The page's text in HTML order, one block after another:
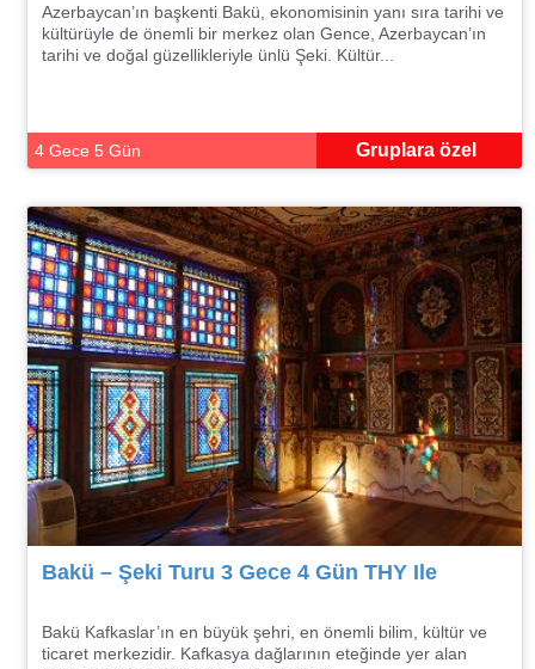
Azerbaycan’ın başkenti Bakü, ekonomisinin yanı sıra tarihi ve
kültürüyle de önemli bir merkez olan Gence, Azerbaycan’ın
tarihi ve doğal güzellikleriyle ünlü Şeki. Kültür...
4 Gece 5 Gün Gruplara özel
Bakü – Şeki Turu 3 Gece 4 Gün THY Ile
Bakü Kafkaslar’ın en büyük şehri, en önemli bilim, kültür ve
ticaret merkezidir. Kafkasya dağlarının eteğinde yer alan